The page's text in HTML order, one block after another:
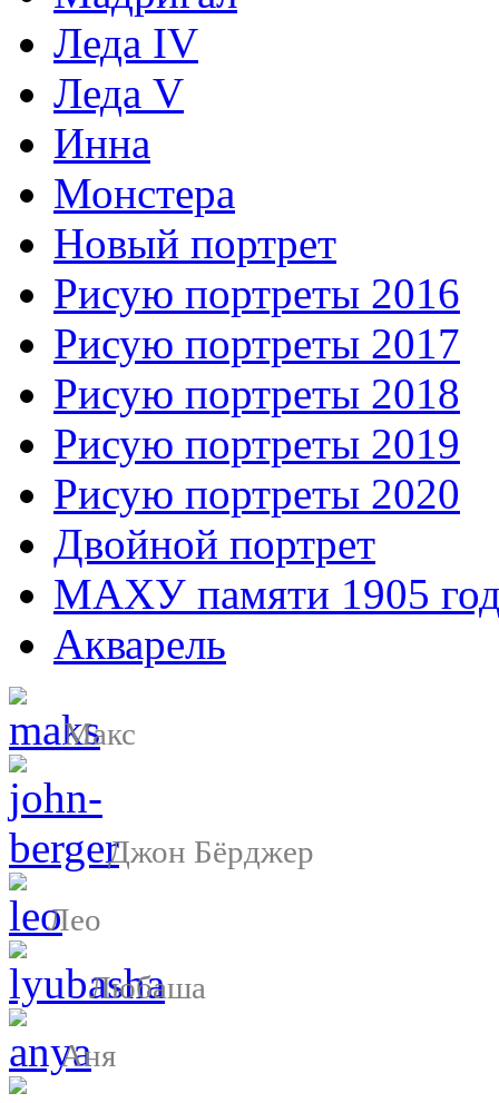
Леда IV
Леда V
Инна
Монстера
Новый портрет
Рисую портреты 2016
Рисую портреты 2017
Рисую портреты 2018
Рисую портреты 2019
Рисую портреты 2020
Двойной портрет
МАХУ памяти 1905
Акварель
Макс
Джон Бёрджер
Лео
Любаша
Аня